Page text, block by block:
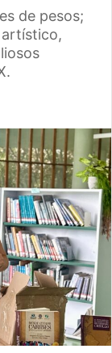
de pesos;